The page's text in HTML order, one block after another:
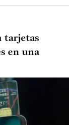
tarjetas
en una